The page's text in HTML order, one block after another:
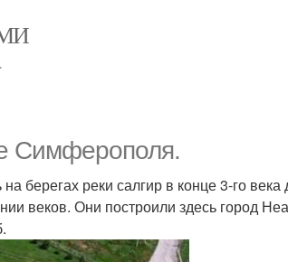
Симферополя.
берегах реки салгир в конце 3-го
веков. Они построили здесь город